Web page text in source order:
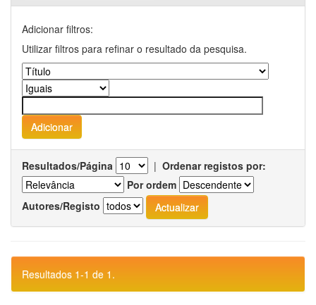
Adicionar filtros:
Utilizar filtros para refinar o resultado da pesquisa.
Resultados/Página | Ordenar registos por:
Por ordem
Autores/Registo
Resultados 1-1 de 1.